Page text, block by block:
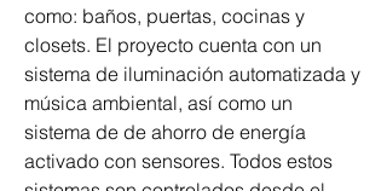
como: baños, puertas, cocinas y
closets. El proyecto cuenta con un
sistema de iluminación automatizada y
música ambiental, así como un
sistema de de ahorro de energía
activado con sensores. Todos estos